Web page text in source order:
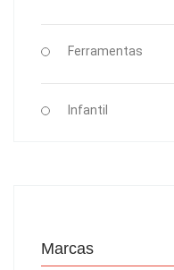
Ferramentas
Infantil
Marcas